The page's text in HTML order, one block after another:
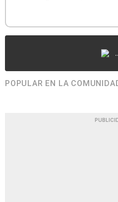
POPULAR EN LA